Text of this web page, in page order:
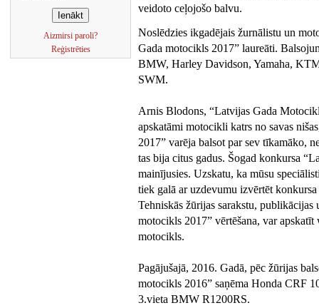
Aizmirsi paroli?
Reģistrēties
veidoto ceļojošo balvu.
Noslēdzies ikgadējais žurnālistu un
Gada motocikls 2017” laureāti.
BMW, Harley Davidson, Yamaha,
SWM.
Arnis Blodons, “Latvijas Gada
apskatāmi motocikli katrs no savas
2017” varēja balsot par sev tīkamāko,
tas bija citus gadus. Šogad konkursa
mainījusies. Uzskatu, ka mūsu
tiek galā ar uzdevumu izvērtēt konkursa
Tehniskās žūrijas sarakstu,
motocikls 2017” vērtēšana, var
motocikls.
Pagājušajā, 2016. Gadā, pēc žūrijas
motocikls 2016” saņēma Honda CRF
3.vieta BMW R1200RS.